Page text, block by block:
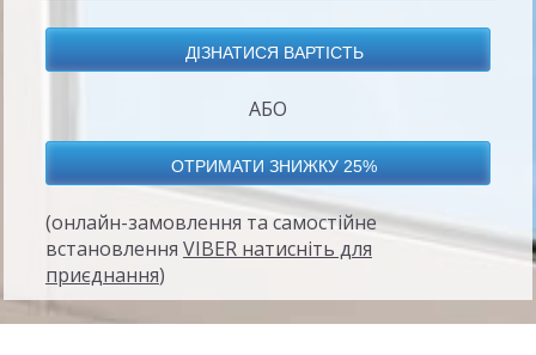
АБО
(онлайн-замовлення та самостійне
встановлення VIBER натисніть для
приєднання)